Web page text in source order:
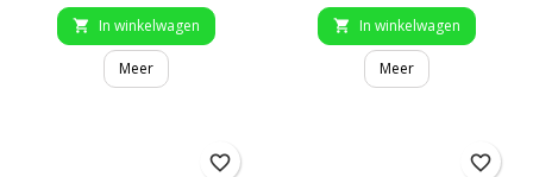
 In winkelwagen
Meer
 In winkelwagen
Meer
favorite_border favorite_border